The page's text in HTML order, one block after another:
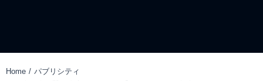
You are here:
Home
パブリシティ